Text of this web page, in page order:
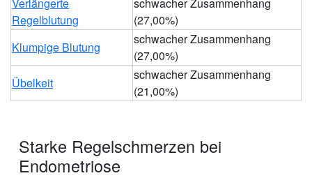
Regelblutung
(27,00%)
Klumpige Blutung
schwacher Zusammenhang
(27,00%)
Übelkeit
schwacher Zusammenhang
(21,00%)
Starke Regelschmerzen bei
Endometriose